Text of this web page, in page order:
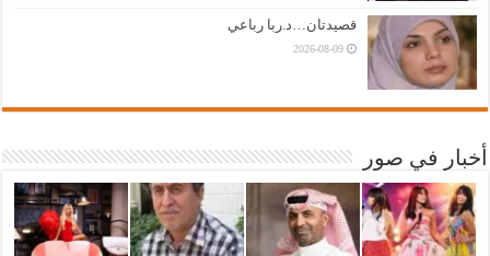
قصيدتان…د.ربا رباعي
2026-08-09
أخبار في صور